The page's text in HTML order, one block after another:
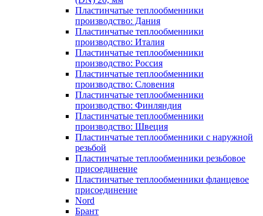
Пластинчатые теплообменники
производство: Дания
Пластинчатые теплообменники
производство: Италия
Пластинчатые теплообменники
производство: Россия
Пластинчатые теплообменники
производство: Словения
Пластинчатые теплообменники
производство: Финляндия
Пластинчатые теплообменники
производство: Швеция
Пластинчатые теплообменники с наружной
резьбой
Пластинчатые теплообменники резьбовое
присоединение
Пластинчатые теплообменники фланцевое
присоединение
Nord
Брант